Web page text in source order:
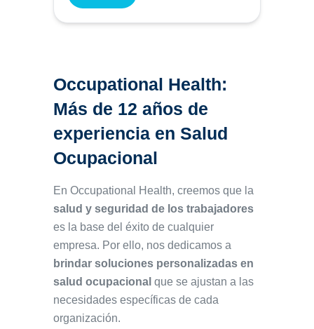
Occupational Health:
Más de 12 años de
experiencia en Salud
Ocupacional
En Occupational Health, creemos que la
salud y seguridad de los trabajadores
es la base del éxito de cualquier
empresa. Por ello, nos dedicamos a
brindar soluciones personalizadas en
salud ocupacional que se ajustan a las
necesidades específicas de cada
organización.